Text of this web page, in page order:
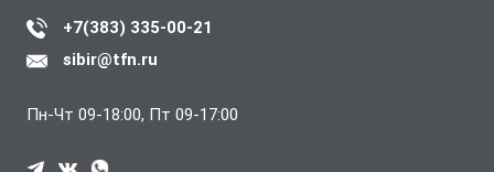
+7(383) 335-00-21
sibir@tfn.ru
Пн-Чт 09-18:00, Пт 09-17:00